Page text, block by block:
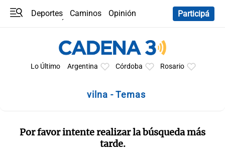
Deportes Caminos
Opinión
Participá
Lo Último Argentina Córdoba Rosario
vilna - Temas
Por favor intente realizar la búsqueda más
tarde.